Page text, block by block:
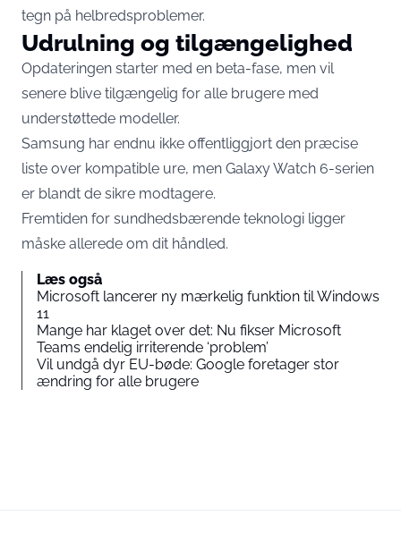
tegn på helbredsproblemer.
Udrulning og tilgængelighed
Opdateringen starter med en beta-fase, men vil
senere blive tilgængelig for alle brugere med
understøttede modeller.
Samsung har endnu ikke offentliggjort den præcise
liste over kompatible ure, men Galaxy Watch 6-serien
er blandt de sikre modtagere.
Fremtiden for sundhedsbærende teknologi ligger
måske allerede om dit håndled.
Læs også
Microsoft lancerer ny mærkelig funktion til Windows
11
Mange har klaget over det: Nu fikser Microsoft
Teams endelig irriterende ‘problem’
Vil undgå dyr EU-bøde: Google foretager stor
ændring for alle brugere